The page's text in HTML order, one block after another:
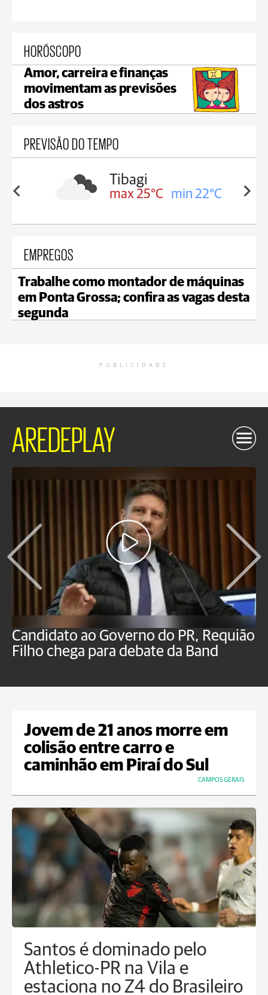
HORÓSCOPO
Amor, carreira e finanças
movimentam as previsões
dos astros
PREVISÃO DO TEMPO
max 21°C min 21°C
EMPREGOS
Trabalhe como montador de máquinas
em Ponta Grossa; confira as vagas desta
segunda
PUBLICIDADE
AREDEPLAY
Candidato ao Governo do PR, Requião
Filho chega para debate da Band
Jovem de 21 anos morre em
colisão entre carro e
caminhão em Piraí do Sul
CAMPOS GERAIS
Santos é dominado pelo
Athletico-PR na Vila e
estaciona no Z4 do Brasileiro